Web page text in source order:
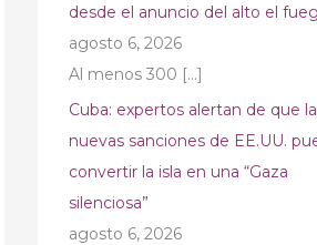
desde el anuncio del alto el
agosto 6, 2026
Al menos 300 […]
Cuba: expertos alertan de que
nuevas sanciones de EE.UU.
convertir la isla en una “Gaza
silenciosa”
agosto 6, 2026